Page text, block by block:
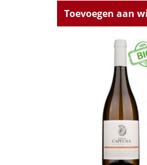
Toevoegen aan